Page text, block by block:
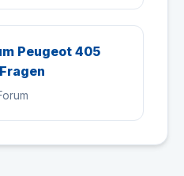
Peugeot 405